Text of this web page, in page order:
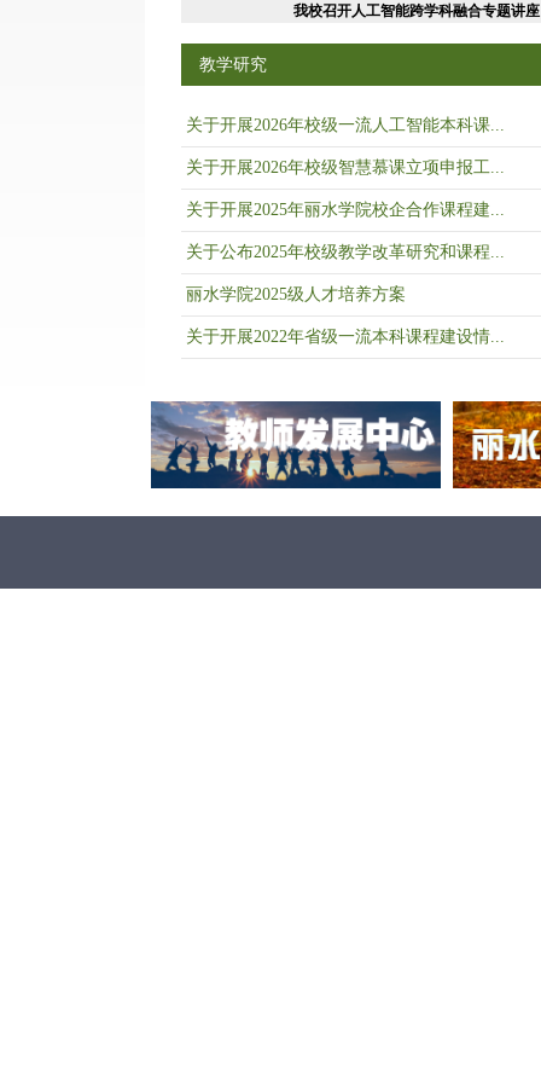
我校召开人工智能跨学科融合专题讲座
教学研究
关于开展2026年校级一流人工智能本科课...
关于开展2026年校级智慧慕课立项申报工...
关于开展2025年丽水学院校企合作课程建...
关于公布2025年校级教学改革研究和课程...
丽水学院2025级人才培养方案
关于开展2022年省级一流本科课程建设情...